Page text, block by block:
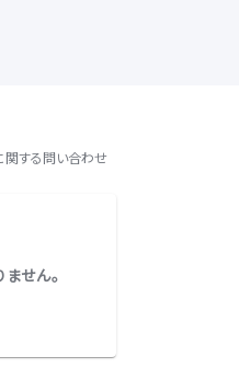
関する問い合わせ
せん。